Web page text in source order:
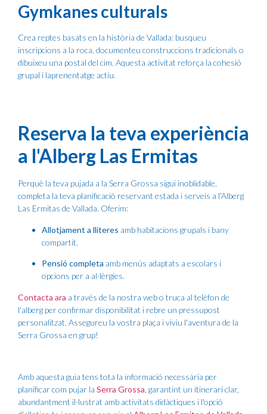
Gymkanes culturals
Crea reptes basats en la història de Vallada: busqueu
inscripcions a la roca, documenteu construccions tradicionals o
dibuixeu una postal del cim. Aquesta activitat reforça la cohesió
grupal i laprenentatge actiu.
Reserva la teva experiència
a l'Alberg Las Ermitas
Perquè la teva pujada a la Serra Grossa sigui inoblidable,
completa la teva planificació reservant estada i serveis a l'Alberg
Las Ermitas de Vallada. Oferim:
Allotjament a lliteres amb habitacions grupals i bany
compartit.
Pensió completa amb menús adaptats a escolars i
opcions per a al·lèrgies.
Contacta ara a través de la nostra web o truca al telèfon de
l'alberg per confirmar disponibilitat i rebre un pressupost
personalitzat. Assegureu la vostra plaça i viviu l'aventura de la
Serra Grossa en grup!
Amb aquesta guia tens tota la informació necessària per
planificar com pujar la Serra Grossa, garantint un itinerari clar,
abundantment il·lustrat amb activitats didàctiques i l'opció